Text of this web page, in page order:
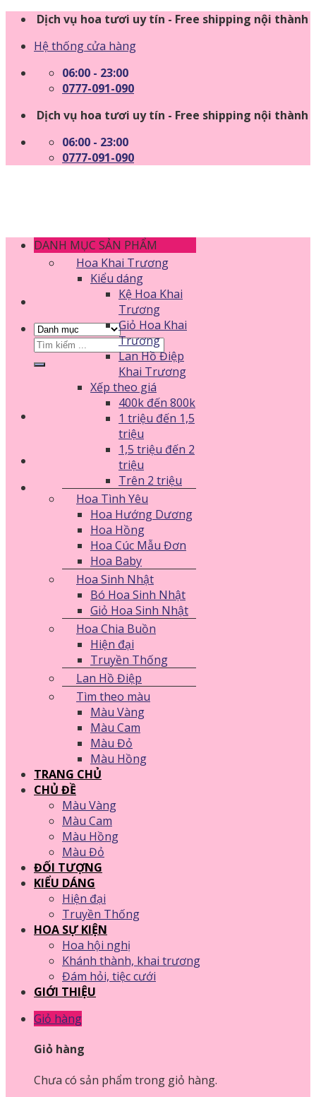
Skip
content
Dịch vụ hoa tươi uy tín - Free shipping nội thành
Hệ thống cửa hàng
06:00 - 23:00
0777-091-090
Dịch vụ hoa tươi uy tín - Free shipping nội thành
06:00 - 23:00
0777-091-090
Tìm
kiếm:
DANH MỤC SẢN PHẨM
Hoa Khai Trương
Kiểu dáng
Kệ Hoa Khai
Trương
Giỏ Hoa Khai
Trương
Lan Hồ Điệp
Khai Trương
Xếp theo giá
400k đến 800k
1 triệu đến 1,5
triệu
1,5 triệu đến 2
triệu
Trên 2 triệu
Hoa Tình Yêu
Hoa Hướng Dương
Hoa Hồng
Hoa Cúc Mẫu Đơn
Hoa Baby
Hoa Sinh Nhật
Bó Hoa Sinh Nhật
Giỏ Hoa Sinh Nhật
Hoa Chia Buồn
Hiện đại
Truyền Thống
Lan Hồ Điệp
Tìm theo màu
Màu Vàng
Màu Cam
Màu Đỏ
Màu Hồng
TRANG CHỦ
CHỦ ĐỀ
Màu Vàng
Màu Cam
Màu Hồng
Màu Đỏ
ĐỐI TƯỢNG
KIỂU DÁNG
Hiện đại
Truyền Thống
HOA SỰ KIỆN
Hoa hội nghị
Khánh thành, khai trương
Đám hỏi, tiệc cưới
GIỚI THIỆU
Giỏ hàng
Giỏ hàng
Chưa có sản phẩm trong giỏ hàng.